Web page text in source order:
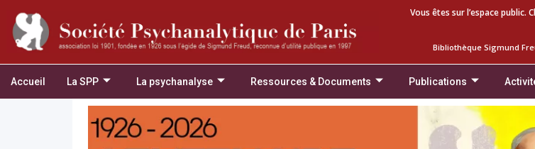
Vous êtes sur l’espace public.
Bibliothèque Sigmund
Accueil La SPP La psychanalyse Ressources & Documents Publications